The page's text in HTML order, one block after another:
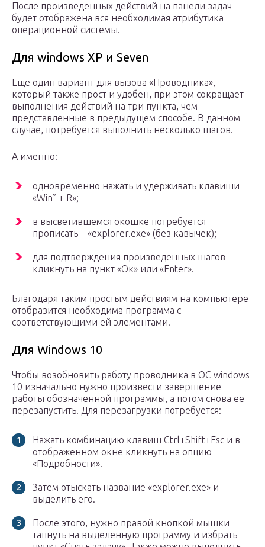
После произведенных действий на панели задач
будет отображена вся необходимая атрибутика
операционной системы.
Для windows XP и Seven
Еще один вариант для вызова «Проводника»,
который также прост и удобен, при этом сокращает
выполнения действий на три пункта, чем
представленные в предыдущем способе. В данном
случае, потребуется выполнить несколько шагов.
А именно:
одновременно нажать и удерживать клавиши
«Win” + R»;
в высветившемся окошке потребуется
прописать – «explorer.exe» (без кавычек);
для подтверждения произведенных шагов
кликнуть на пункт «Ок» или «Enter».
Благодаря таким простым действиям на компьютере
отобразится необходима программа с
соответствующими ей элементами.
Для Windows 10
Чтобы возобновить работу проводника в ОС windows
10 изначально нужно произвести завершение
работы обозначенной программы, а потом снова ее
перезапустить. Для перезагрузки потребуется:
Нажать комбинацию клавиш Ctrl+Shift+Esc и в
отображенном окне кликнуть на опцию
«Подробности».
Затем отыскать название «explorer.exe» и
выделить его.
После этого, нужно правой кнопкой мышки
тапнуть на выделенную программу и избрать